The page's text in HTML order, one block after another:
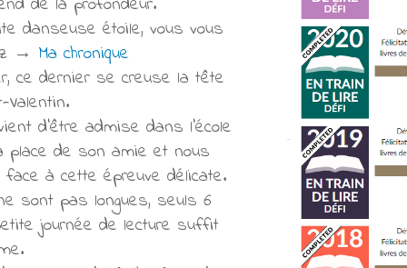
danseuse étoile, vous vous
→ Ma chronique
ce dernier se creuse la tête
d'être admise dans l'école
place de son amie et nous
à cette épreuve délicate.
sont pas longues, seuls 6
journée de lecture suffit